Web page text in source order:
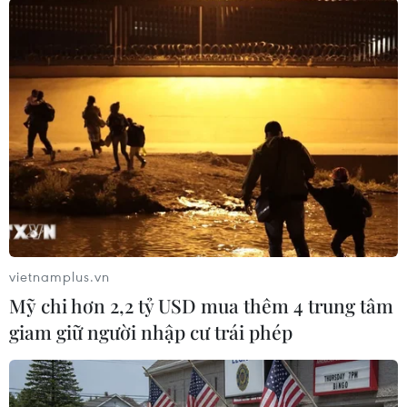
đã bị bốc cháy ngay sau khi hạ
cánh xuống sân bay quốc tế
Indira Gandhi.
(TTXVN/Vietnam+)
vietnamplus.vn
Mỹ chi hơn 2,2 tỷ USD mua thêm 4 trung tâm
giam giữ người nhập cư trái phép